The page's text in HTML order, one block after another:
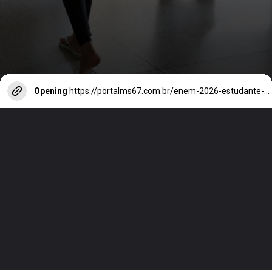
Opening https://portalms67.com.br/enem-2026-estudante-do-pe-de-meia-e-isento-da-taxa-de-inscricao/